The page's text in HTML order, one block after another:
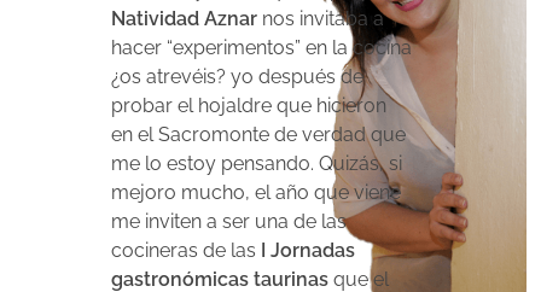
Natividad Aznarnos invitaba a
hacer “experimentos” en la cocina
¿os atrevéis? yo después de
probar el hojaldre que hicieron
en el Sacromonte de verdad que
me lo estoy pensando. Quizás, si
mejoro mucho, el año que viene
me inviten a ser una de las
cocineras de las I Jornadas
gastronómicas taurinasque el